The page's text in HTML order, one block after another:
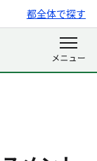
都全体で探す